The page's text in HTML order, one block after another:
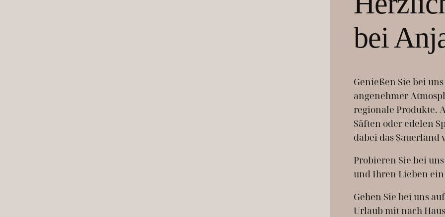
bei
Genießen Sie bei
angenehmer
regionale Produkte.
Säften oder edelen
dabei das Sauerland
Probieren Sie bei
und Ihren Lieben ein
Gehen Sie bei uns
Urlaub mit nach